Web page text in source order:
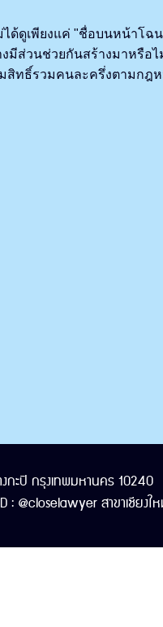
เพียงแค่ "ชื่อบนหน้าโฉน
มีส่วนช่วยกันสร้างมาหรื
ทธิ์รวมคนละครึ่งตามกฎ
กะปิ กรุงเทพมหานคร 10240
สาขาเชียง